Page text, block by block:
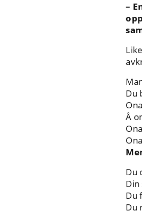
–
Du
Å
Du
Du
Du